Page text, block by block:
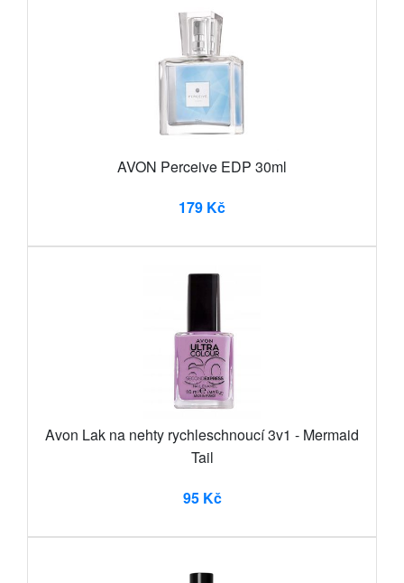
AVON Perceive EDP 30ml
179 Kč
Avon Lak na nehty rychleschnoucí 3v1 - Mermaid
Tail
95 Kč